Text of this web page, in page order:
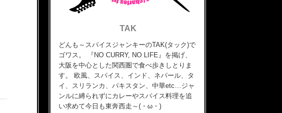
TAK
どんも～スパイスジャンキーのTAK(タック)で
ゴワス。 『NO CURRY, NO LIFE』を掲げ、
大阪を中心とした関西圏で食べ歩きしとりま
す。 欧風、スパイス、インド、ネパール、タ
イ、スリランカ、パキスタン、中華etc…ジャ
ンルに縛られずにカレーやスパイス料理を追
い求めて今日も東奔西走～(・ω・)